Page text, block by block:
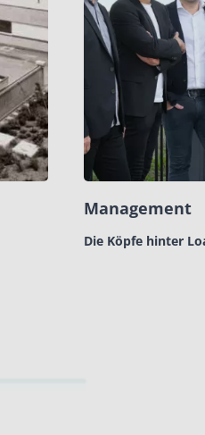
Management
Die Köpfe hinter